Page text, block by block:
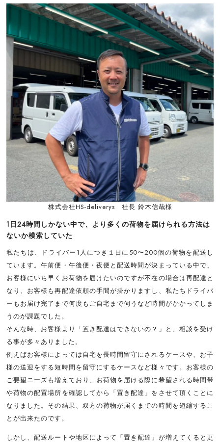
株式会社HS-deliverys 社長 鈴木信哉様
1日24時間しかない中で、より多くの荷物を届けられる方法は
ないか模索していた
私たちは、ドライバー1人につき１日に50〜200個の荷物を配送し
ています。午前便・午後便・夜便と配送時間が決まっている中で、
お客様にいち早くお荷物を届けたいのですが不在の場合は再配達と
なり、お客様も再配達依頼の手間が掛かりますし、私たちドライバ
ーもお届け完了まで何度もご自宅まで伺うなど時間がかかってしま
うのが課題でした。
そんな時、お客様より「置き配達はできないの？」と、相談を受け
る事が多々ありました。
例えばお客様によっては自宅を長時間留守にされるケースや、お子
様の送迎をする短時間を留守にするケースなど様々です。お客様の
ご要望ニーズも増えており、お荷物を届ける際に希望される時間帯
や荷物の配置場所を確認してから「置き配達」をさせて頂くことに
なりました。その結果、双方の荷物が届くまでの時間を短縮するこ
とが出来たのです。
しかし、配送ルートや地区によって「置き配達」が増えてくると更